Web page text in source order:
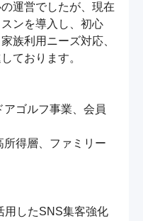
運営でしたが、現在
ンを導入し、初心
族利用ニーズ対応、
ております。
アゴルフ事業、会員
所得層、ファミリー
したSNS集客強化